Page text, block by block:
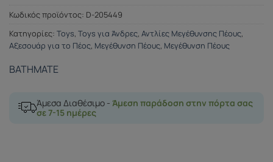
Κωδικός προϊόντος: D-205449
Κατηγορίες: Toys, Toys για Άνδρες, Αντλίες Μεγέθυνσης Πέους,
Αξεσουάρ για το Πέος, Μεγέθυνση Πέους, Μεγέθυνση Πέους
BATHMATE
Άμεσα Διαθέσιμο - Άμεση παράδοση στην πόρτα σας
σε 7-15 ημέρες